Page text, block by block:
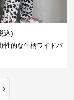
込)
性的な牛柄ワイドパ
›